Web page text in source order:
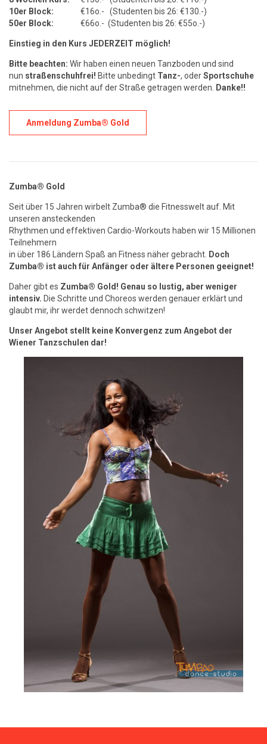
10er Block:
€16o.- (Studenten bis 26: €130.-)
50er Block:
€66o.- (Studenten bis 26: €55o.-)
Einstieg in den Kurs JEDERZEIT möglich!
Bitte beachten: Wir haben einen neuen Tanzboden und sind
nun straßenschuhfrei! Bitte unbedingt Tanz-, oderSportschuhe
mitnehmen, die nicht auf der Straße getragen werden. Danke!!
Anmeldung Zumba® Gold
Zumba® Gold
Seit über 15 Jahren wirbelt Zumba® die Fitnesswelt auf. Mit
unseren ansteckenden
Rhythmen und effektiven Cardio-Workouts haben wir 15 Millionen
Teilnehmern
in über 186 Ländern Spaß an Fitness näher gebracht. Doch
Zumba® ist auch für Anfänger oder ältere Personen geeignet!
Daher gibt es Zumba® Gold! Genau so lustig, aber weniger
intensiv. Die Schritte und Choreos werden genauer erklärt und
glaubt mir, ihr werdet dennoch schwitzen!
Unser Angebot stellt keine Konvergenz zum Angebot der
Wiener Tanzschulen dar!